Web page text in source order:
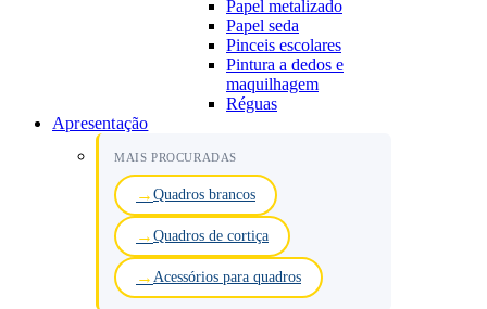
Papel metalizado
Papel seda
Pinceis escolares
Pintura a dedos e
maquilhagem
Réguas
Apresentação
MAIS PROCURADAS
Quadros brancos
Quadros de cortiça
Acessórios para quadros